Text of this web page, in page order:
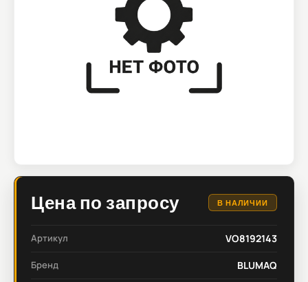
Цена по запросу В НАЛИЧИИ
Артикул VO8192143
Бренд BLUMAQ